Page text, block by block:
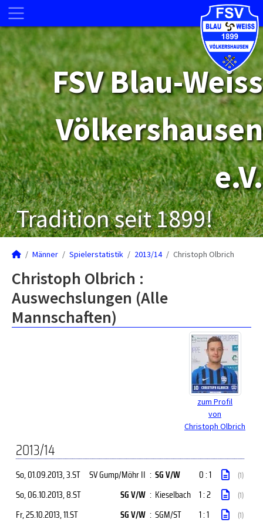
FSV Blau-Weiss
Völkershausen
e.V.
Tradition seit 1899!
Männer Spielerstatistik 2013/14 Christoph Olbrich
Christoph Olbrich :
Auswechslungen (Alle
Mannschaften)
zum Profil
von
Christoph Olbrich
2013/14
So, 01.09.2013, 3.ST SV Gump/Möhr II : SG V/W 0 : 1 (1)
So, 06.10.2013, 8.ST SG V/W : Kieselbach 1 : 2 (1)
Fr, 25.10.2013, 11.ST SG V/W : SGM/ST 1 : 1 (1)